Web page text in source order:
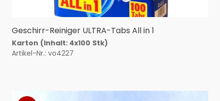
Geschirr-Reiniger ULTRA-Tabs All in 1
Karton (Inhalt: 4x100 Stk)
Artikel-Nr.: vo4227